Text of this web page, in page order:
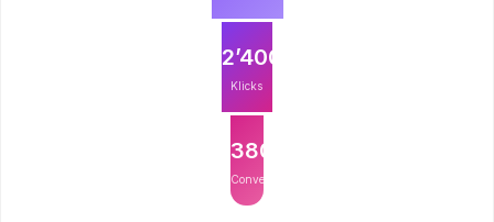
2’400
Klicks
380
Conversions